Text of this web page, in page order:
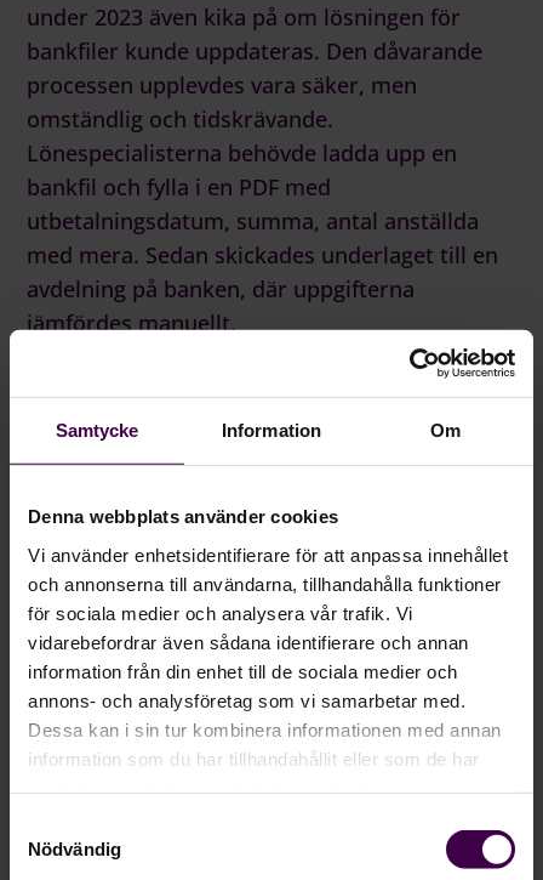
Samtycke Information Om
Denna webbplats använder cookies
Vi använder enhetsidentifierare för att anpassa innehållet
och annonserna till användarna, tillhandahålla funktioner
för sociala medier och analysera vår trafik. Vi
vidarebefordrar även sådana identifierare och annan
information från din enhet till de sociala medier och
annons- och analysföretag som vi samarbetar med.
Dessa kan i sin tur kombinera informationen med annan
information som du har tillhandahållit eller som de har
Nödvändig
under 2023 även kika på om lösningen för
bankfiler kunde uppdateras. Den dåvarande
processen upplevdes vara säker, men
omständlig och tidskrävande.
Lönespecialisterna behövde ladda upp en
bankfil och fylla i en PDF med
utbetalningsdatum, summa, antal anställda
med mera. Sedan skickades underlaget till en
avdelning på banken, där uppgifterna
jämfördes manuellt.
Hon sökte därför en mer automatiserad
skickades och bekräftades. Som aktiv
frågade hon andra om deras erfarenheter av
Agda PS funktion för bankfiler. Efter att ha läst
om flera positiva erfarenheter, hörde hon av
sig till sin kontaktperson på Agda PS och
började undersökaAutopaynärmare.